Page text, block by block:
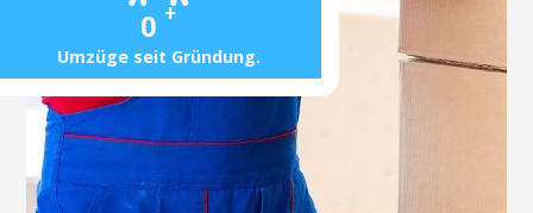
0 +
Umzüge seit Gründung.